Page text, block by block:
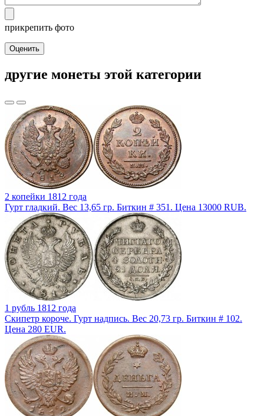
прикрепить фото
Оценить
другие монеты этой категории
2 копейки 1812 года
Гурт гладкий. Вес 13,65 гр. Биткин # 351. Цена 13000 RUB.
1 рубль 1812 года
Скипетр короче. Гурт надпись. Вес 20,73 гр. Биткин # 102.
Цена 280 EUR.